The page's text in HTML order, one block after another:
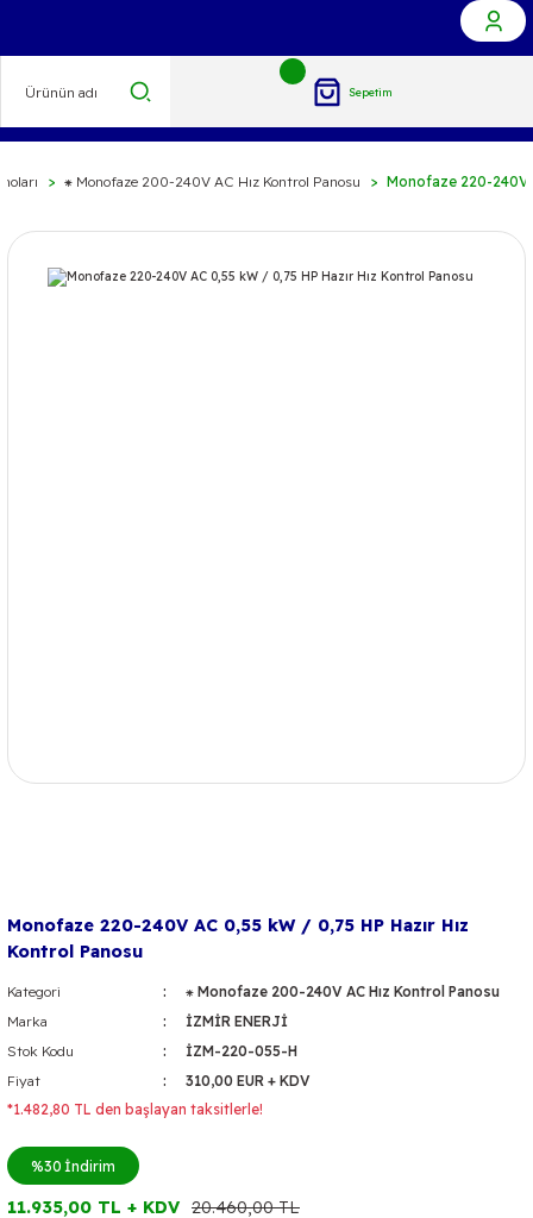
Sepetim
⁕ Monofaze 200-240V AC Hız Kontrol Panosu Monofaze 220-240V
Monofaze 220-240V AC 0,55 kW / 0,75 HP Hazır Hız
Kontrol Panosu
Kategori
⁕ Monofaze 200-240V AC Hız Kontrol Panosu
Marka
İZMİR ENERJİ
Stok Kodu
İZM-220-055-H
Fiyat
310,00 EUR + KDV
*1.482,80 TL den başlayan taksitlerle!
%30 İndirim
11.935,00 TL + KDV 20.460,00 TL